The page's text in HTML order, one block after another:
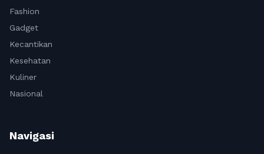
Fashion
Gadget
Kecantikan
Kesehatan
Kuliner
Nasional
Navigasi